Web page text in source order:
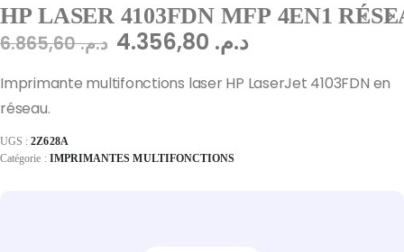
HP LASER 4103FDN MFP 4EN1
د.م.6.865,60 د.م.
Imprimante multifonctions laser HP LaserJet 4103FDN en
réseau.
UGS :2Z628A
Catégorie : IMPRIMANTES MULTIFONCTIONS